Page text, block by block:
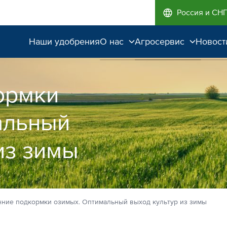
Россия и СНГ
Наши удобренияО нас
Качество от лидера
рынка
Экологичность
Агросервис
Полевые опыты
зимы
подкормки озимых. Оптимальный выход культур из зимы